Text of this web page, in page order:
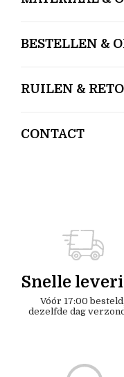
BESTELLEN &
RUILEN &
CONTACT
Snelle
Vóór 17:00 besteld,
dezelfde dag